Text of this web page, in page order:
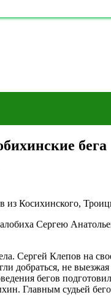
бега
из Косихинского,
Сергею
Сергей Клепов на
добраться, не
бегов
Главным судьей